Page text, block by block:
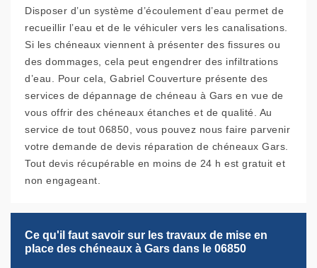
Disposer d’un système d’écoulement d’eau permet de
recueillir l’eau et de le véhiculer vers les canalisations.
Si les chéneaux viennent à présenter des fissures ou
des dommages, cela peut engendrer des infiltrations
d’eau. Pour cela, Gabriel Couverture présente des
services de dépannage de chéneau à Gars en vue de
vous offrir des chéneaux étanches et de qualité. Au
service de tout 06850, vous pouvez nous faire parvenir
votre demande de devis réparation de chéneaux Gars.
Tout devis récupérable en moins de 24 h est gratuit et
non engageant.
Ce qu'il faut savoir sur les travaux de mise en
place des chéneaux à Gars dans le 06850